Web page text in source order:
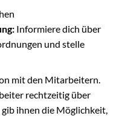
Informiere dich über
und stelle
mit den Mitarbeitern.
rechtzeitig über
ihnen die Möglichkeit,